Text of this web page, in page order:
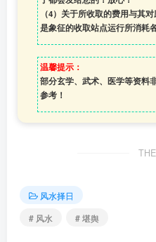
（4） 关于所收取的费用与其
是象征的收取站点运行所消耗
温馨提示：
部分玄学、武术、医学等资料
参考！
风水择日
# 风水
# 堪舆